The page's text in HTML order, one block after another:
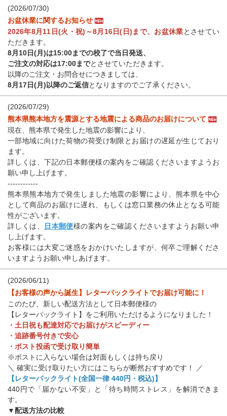
(2026/07/30)
お盆休業に関するお知らせ
2026年8月11日(火・祝)～8月16日(日)まで、お盆休業とさせてい
ただきます。
8月10日(月)は15:00までの校了で当日発送、
ご注文の対応は17:00までとさせていただきます。
以降のご注文・お問合せにつきましては、
8月17日(月)以降のご返信となりますのでご了承ください。
(2026/07/29)
熊本県熊本地方を震源とする地震による商品のお届けについて
現在、熊本県で発生した地震の影響により、
一部地域に向けた荷物の荷受け制限とお届けの遅延が生じており
ます。
詳しくは、下記の日本郵便様の案内をご確認くださいますようお
願い申し上げます。
------------
熊本県熊本地方で発生しました地震の影響により、熊本県を中心
として商品のお届けに遅れ、もしくは窓口業務の休止となる可能
性がございます。
詳しくは、
日本郵便様の案内をご確認くださいますようお願い申
し上げます。
お客様には大変ご迷惑をおかけいたしますが、何卒ご理解くださ
いますようお願い申しあげます。
(2026/06/11)
【お客様の声から誕生】レターパックライトでお届け可能に！
このたび、新しい配送方法として日本郵便様の
【レターパックライト】をご利用いただけるようになりました！
・土日祝も配達対応でお届けがスピーディー
・追跡番号付きで安心
・ポスト投函で受け取り簡単
※ポストに入らない場合は対面もしくは持ち戻り
＼ 確実に受け取りたい方にはこちらが断然おすすめです！ ／
【レターパックライト(全国一律 440円・税込)】
440円で「届かない不安」と「待ち時間ストレス」を解消できま
す。
▼配送方法の比較